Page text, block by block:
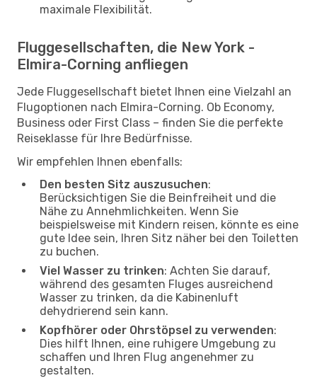
maximale Flexibilität.
Fluggesellschaften, die New York -
Elmira-Corning anfliegen
Jede Fluggesellschaft bietet Ihnen eine Vielzahl an
Flugoptionen nach Elmira-Corning. Ob Economy,
Business oder First Class – finden Sie die perfekte
Reiseklasse für Ihre Bedürfnisse.
Wir empfehlen Ihnen ebenfalls:
Den besten Sitz auszusuchen:
Berücksichtigen Sie die Beinfreiheit und die
Nähe zu Annehmlichkeiten. Wenn Sie
beispielsweise mit Kindern reisen, könnte es eine
gute Idee sein, Ihren Sitz näher bei den Toiletten
zu buchen.
Viel Wasser zu trinken: Achten Sie darauf,
während des gesamten Fluges ausreichend
Wasser zu trinken, da die Kabinenluft
dehydrierend sein kann.
Kopfhörer oder Ohrstöpsel zu verwenden:
Dies hilft Ihnen, eine ruhigere Umgebung zu
schaffen und Ihren Flug angenehmer zu
gestalten.